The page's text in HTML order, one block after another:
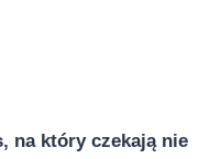
na który czekają nie